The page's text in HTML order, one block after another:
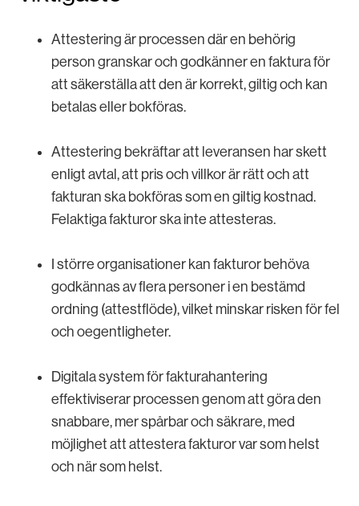
Attestering är processen där en behörig
person granskar och godkänner en faktura för
att säkerställa att den är korrekt, giltig och kan
betalas eller bokföras.
Attestering bekräftar att leveransen har skett
enligt avtal, att pris och villkor är rätt och att
fakturan ska bokföras som en giltig kostnad.
Felaktiga fakturor ska inte attesteras.
I större organisationer kan fakturor behöva
godkännas av flera personer i en bestämd
ordning (attestflöde), vilket minskar risken för fel
och oegentligheter.
Digitala system för fakturahantering
effektiviserar processen genom att göra den
snabbare, mer spårbar och säkrare, med
möjlighet att attestera fakturor var som helst
och när som helst.